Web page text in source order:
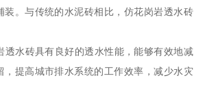
装。与传统的水泥砖相比，仿花岗岩透水砖
透水砖具有良好的透水性能，能够有效地减
，提高城市排水系统的工作效率，减少水灾